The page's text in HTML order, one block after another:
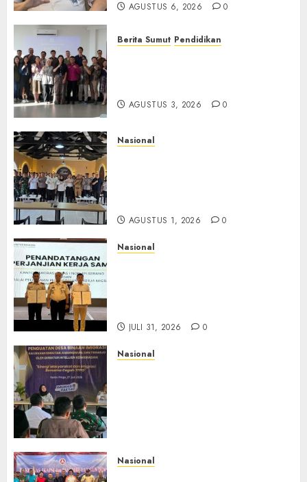
AGUSTUS 6, 2026 0
Berita Sumut Pendidikan
AGUSTUS 3, 2026 0
Nasional
AGUSTUS 1, 2026 0
Nasional
JULI 31, 2026 0
Nasional
Nasional